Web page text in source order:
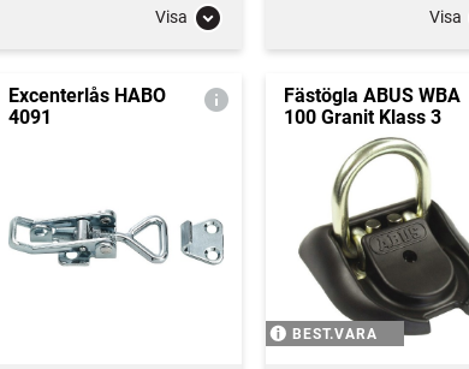
Visa Visa
Excenterlås HABO
4091
Fästögla ABUS WBA
100 Granit Klass 3
BEST.VARA